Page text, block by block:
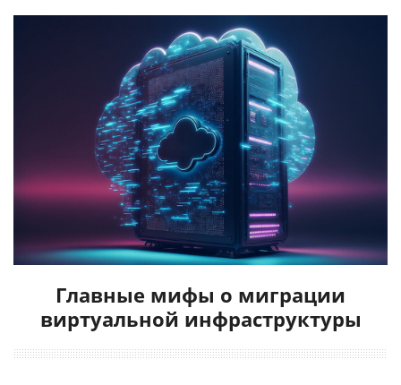
Главные мифы о миграции
виртуальной инфраструктуры